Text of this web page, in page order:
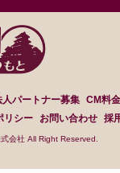
人パートナー募集 CM料
リシー お問い合わせ 採
会社 All Right Reserved.